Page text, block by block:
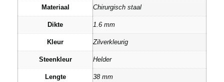
Materiaal Chirurgisch staal
Dikte 1.6 mm
Kleur Zilverkleurig
Steenkleur Helder
Lengte 38 mm